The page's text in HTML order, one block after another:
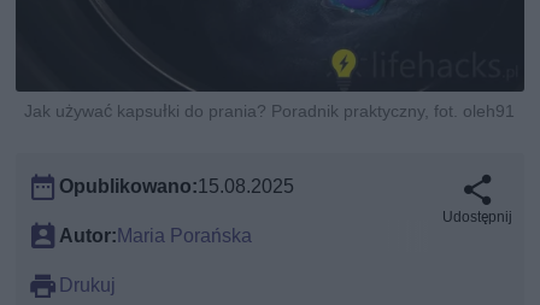
Jak używać kapsułki do prania? Poradnik praktyczny, fot. oleh91
Opublikowano:15.08.2025
Autor:Maria Porańska
Drukuj
Udostępnij